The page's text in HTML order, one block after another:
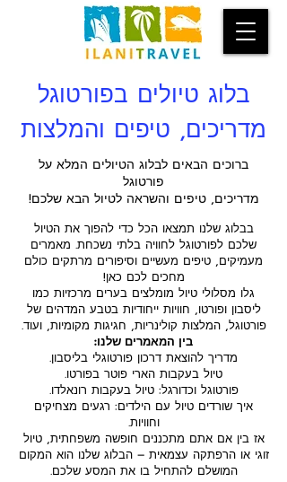
בלוג טיולים בפורטוגל
מדריכים, טיפים והמלצות
ברוכים הבאים לבלוג הטיולים המלא על
פורטוגל
מדריכים, טיפים והשראה לטיול הבא שלכם!
בבלוג שלנו תמצאו הכל כדי להפוך את הטיול
שלכם לפורטוגל לחוויה בלתי נשכחת. מאמרים
מעמיקים, טיפים מעשיים וסיפורים מרתקים כולם
מחכים לכם כאן!
גלו מסלולי טיול מומלצים בערים מרכזיות כמו
ליסבון ופורטו, חוויות ייחודיות בטבע המדהים של
פורטוגל, המלצות קולינריות, חגיגות מקומיות, ועוד.
בין המאמרים שלנו:
מדריך להוצאת דרכון פורטוגלי בליסבון.
טיול בעקבות הארי פוטר בפורטו.
פורטוגל וכדורגל: טיול בעקבות רונאלדו.
איך שורדים טיול עם הילדים: רגעים מצחיקים
וחוויות.
אז בין אם אתם מתכננים חופשה משפחתית, טיול
זוגי או הרפתקה עצמאית – הבלוג שלנו הוא המקום
המושלם להתחיל בו את המסע שלכם.